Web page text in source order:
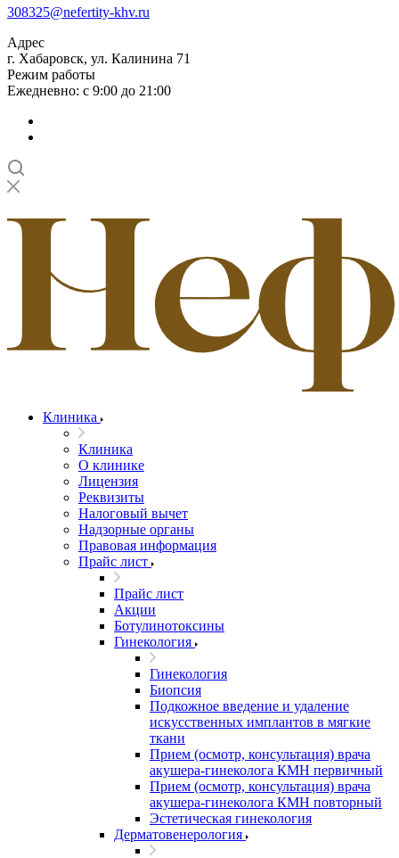
308325@nefertity-khv.ru
Адрес
г. Хабаровск, ул. Калинина 71
Режим работы
Ежедневно: с 9:00 до 21:00
Клиника
Клиника
О клинике
Лицензия
Реквизиты
Налоговый вычет
Надзорные органы
Правовая информация
Прайс лист
Прайс лист
Акции
Ботулинотоксины
Гинекология
Гинекология
Биопсия
Подкожное введение и удаление
искусственных имплантов в мягкие
ткани
Прием (осмотр, консультация) врача
акушера-гинеколога КМН первичный
Прием (осмотр, консультация) врача
акушера-гинеколога КМН повторный
Эстетическая гинекология
Дерматовенерология